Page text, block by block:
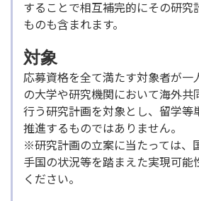
することで相互補完的にその研究
ものも含まれます。
対象
応募資格を全て満たす対象者が一
の大学や研究機関において海外共
行う研究計画を対象とし、留学等
推進するものではありません。
※研究計画の立案に当たっては、
手国の状況等を踏まえた実現可能
ください。